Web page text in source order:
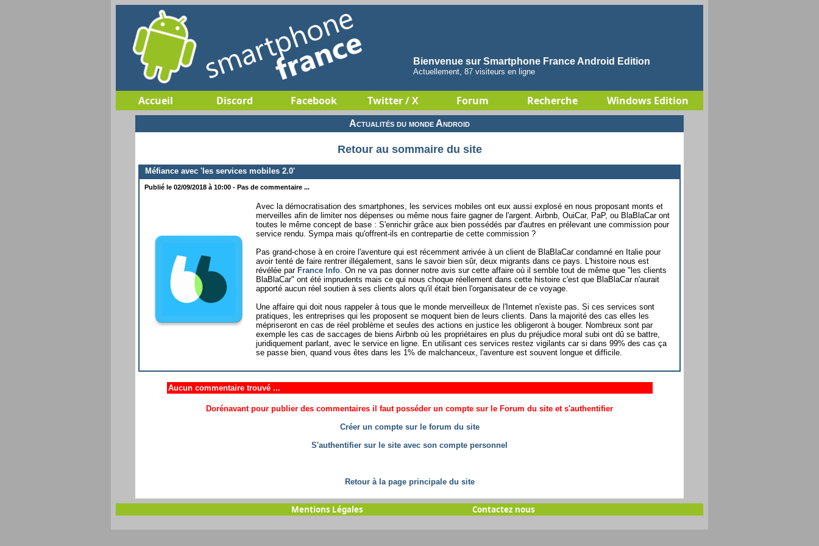
Bienvenue sur Smartphone France Android Edition
Actuellement, 87 visiteurs en ligne
Accueil Discord Facebook Twitter / X Forum Recherche Windows Edition
Actualités du monde Android
Retour au sommaire du site
Méfiance avec 'les services mobiles 2.0'
Publié le 02/09/2018 à 10:00 - Pas de commentaire ...
Avec la démocratisation des smartphones, les services mobiles ont eux aussi explosé en nous proposant monts et
merveilles afin de limiter nos dépenses ou même nous faire gagner de l'argent. Airbnb, OuiCar, PaP, ou BlaBlaCar ont
toutes le même concept de base : S'enrichir grâce aux bien possédés par d'autres en prélevant une commission pour
service rendu. Sympa mais qu'offrent-ils en contrepartie de cette commission ?
Pas grand-chose à en croire l'aventure qui est récemment arrivée à un client de BlaBlaCar condamné en Italie pour
avoir tenté de faire rentrer illégalement, sans le savoir bien sûr, deux migrants dans ce pays. L'histoire nous est
révélée par France Info . On ne va pas donner notre avis sur cette affaire où il semble tout de même que "les clients
BlaBlaCar" ont été imprudents mais ce qui nous choque réellement dans cette histoire c'est que BlaBlaCar n'aurait
apporté aucun réel soutien à ses clients alors qu'il était bien l'organisateur de ce voyage.
Une affaire qui doit nous rappeler à tous que le monde merveilleux de l'Internet n'existe pas. Si ces services sont
pratiques, les entreprises qui les proposent se moquent bien de leurs clients. Dans la majorité des cas elles les
mépriseront en cas de réel problème et seules des actions en justice les obligeront à bouger. Nombreux sont par
exemple les cas de saccages de biens Airbnb où les propriétaires en plus du préjudice moral subi ont dû se battre,
juridiquement parlant, avec le service en ligne. En utilisant ces services restez vigilants car si dans 99% des cas ça
se passe bien, quand vous êtes dans les 1% de malchanceux, l'aventure est souvent longue et difficile.
Aucun commentaire trouvé ...
Dorénavant pour publier des commentaires il faut posséder un compte sur le Forum du site et s'authentifier
Créer un compte sur le forum du site
S'authentifier sur le site avec son compte personnel
Retour à la page principale du site
Mentions Légales Contactez nous